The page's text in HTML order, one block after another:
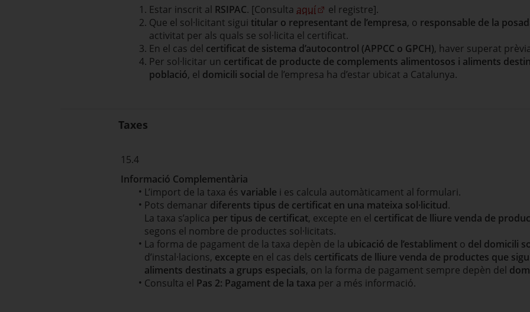
Estar inscrit al RSIPAC. [Consulta aquí
el registre].
Que el sol·licitant sigui titular o representant de l’empresa, o responsable de la
activitat per als quals se sol·licita el certificat.
En el cas del certificat de sistema d’autocontrol (APPCC o GPCH), haver superat
Per sol·licitar un certificat de producte de complements alimentosos i aliments
població, el domicili social de l’empresa ha d’estar ubicat a Catalunya.
Taxes
15.4
Informació Complementària
L’import de la taxa és variable i es calcula automàticament al formulari.
Pots demanar diferents tipus de certificat en una mateixa sol·licitud.
La taxa s’aplica per tipus de certificat, excepte en el certificat de lliure venda de
segons el nombre de productes sol·licitats.
La forma de pagament de la taxa depèn de la ubicació de l’establiment o del domicili
d’instal·lacions, excepte en el cas dels certificats de lliure venda de productes que
aliments destinats a grups especials, on la forma de pagament sempre depèn del
Consulta el Pas 2: Pagament de la taxa per a més informació.